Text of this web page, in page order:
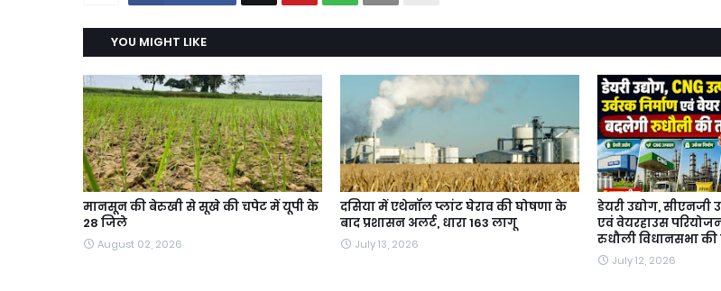
YOU MIGHT LIKE
मानसून की बेरुखी से सूखे की चपेट में यूपी के
28 जिले
August 02, 2026
दसिया में एथेनॉल प्लांट घेराव की घोषणा के
बाद प्रशासन अलर्ट, धारा 163 लागू
July 13, 2026
डेयरी उद्योग, सीएनजी
एवं वेयरहाउस
रुधौली विधानसभा
July 12, 2026